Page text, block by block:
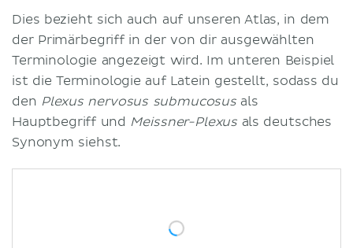
Dies bezieht sich auch auf unseren Atlas, in dem
der Primärbegriff in der von dir ausgewählten
Terminologie angezeigt wird. Im unteren Beispiel
ist die Terminologie auf Latein gestellt, sodass du
den Plexus nervosus submucosus als
Hauptbegriff und Meissner-Plexus als deutsches
Synonym siehst.